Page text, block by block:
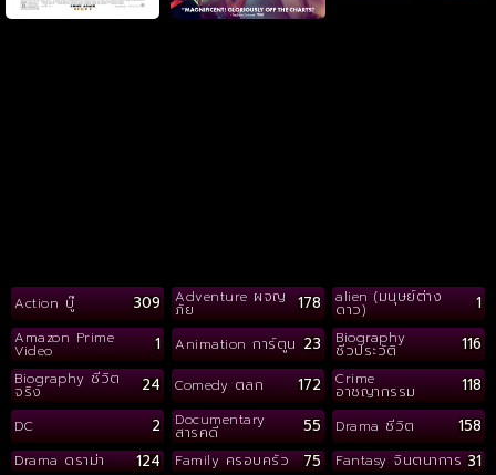
Action บู๊ 309 Adventure ผจญ
ภัย 178 alien (มนุษย์ต่าง
ดาว) 1
Amazon Prime
Video 1 Animation การ์ตูน 23 Biography
ชีวประวัติ 116
Biography ชีวิต
จริง 24 Comedy ตลก 172 Crime
อาชญากรรม 118
DC 2 Documentary
สารคดี 55 Drama ชีวิต 158
Drama ดราม่า 124 Family ครอบครัว 75 Fantasy จินตนาการ 31